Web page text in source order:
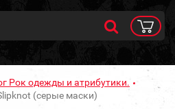
Рок одежды и атрибутики.
(серые маски)